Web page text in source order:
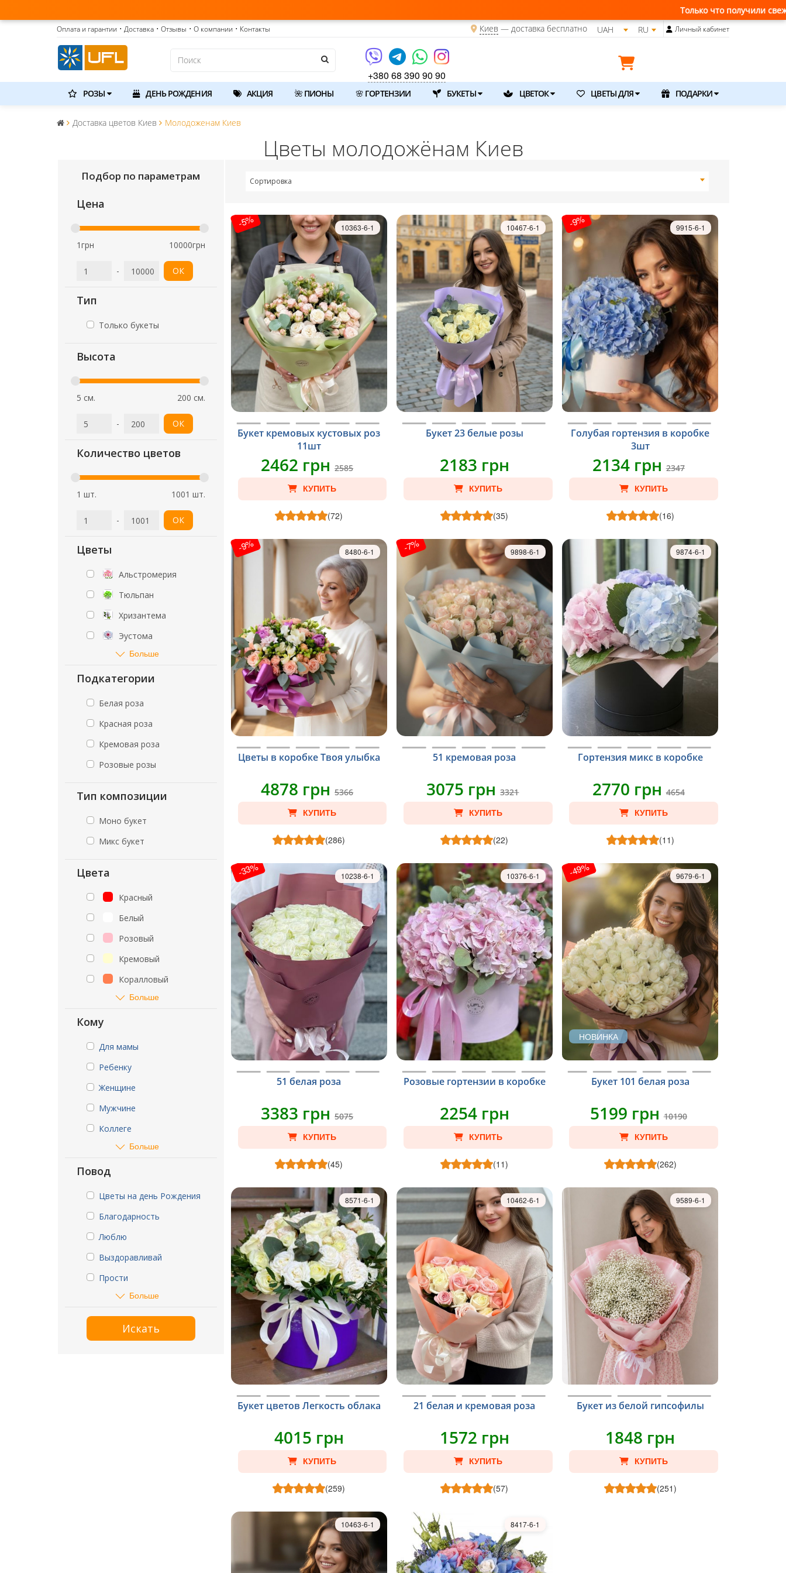
Только что получили свежую поставку цветов,
Оплата и гарантии • Доставка • Отзывы • О компании • Контакты Киев— доставка бесплатно UAH RU Личный кабинет
+380 68 390 90 90
РОЗЫ ДЕНЬ РОЖДЕНИЯ АКЦИЯ 🌺 ПИОНЫ 🌸 ГОРТЕНЗИИ БУКЕТЫ ЦВЕТОК ЦВЕТЫ ДЛЯ ПОДАРКИ
Доставка цветов Киев Молодоженам Киев
Цветы молодожёнам Киев
Подбор по параметрам
Цена
1грн 10000грн
- ОК
Тип
Только букеты
Высота
5 см. 200 см.
- ОК
Количество цветов
1 шт. 1001 шт.
- ОК
Цветы
Альстромерия
Тюльпан
Хризантема
Эустома
Больше
Подкатегории
Белая роза
Красная роза
Кремовая роза
Розовые розы
Тип композиции
Моно букет
Микс букет
Цвета
Красный
Белый
Розовый
Кремовый
Коралловый
Больше
Кому
Для мамы
Ребенку
Женщине
Мужчине
Коллеге
Больше
Повод
Цветы на день Рождения
Благодарность
Люблю
Выздоравливай
Прости
Больше
Искать
Сортировка
-5%
Букет кремовых кустовых роз
11шт
10363-6-1
2462 грн2585
КУПИТЬ
(72)
Букет 23 белые розы
10467-6-1
2183 грн
КУПИТЬ
(35)
-9%
Голубая гортензия в коробке
3шт
9915-6-1
2134 грн2347
КУПИТЬ
(16)
-9%
Цветы в коробке Твоя улыбка
8480-6-1
4878 грн5366
КУПИТЬ
(286)
-7%
51 кремовая роза
9898-6-1
3075 грн3321
КУПИТЬ
(22)
Гортензия микс в коробке
9874-6-1
2770 грн4654
КУПИТЬ
(11)
-33%
51 белая роза
10238-6-1
3383 грн5075
КУПИТЬ
(45)
Розовые гортензии в коробке
10376-6-1
2254 грн
КУПИТЬ
(11)
-49%
НОВИНКА
Букет 101 белая роза
9679-6-1
5199 грн10190
КУПИТЬ
(262)
Букет цветов Легкость облака
8571-6-1
4015 грн
КУПИТЬ
(259)
21 белая и кремовая роза
10462-6-1
1572 грн
КУПИТЬ
(57)
Букет из белой гипсофилы
9589-6-1
1848 грн
КУПИТЬ
(251)
10463-6-1 8417-6-1